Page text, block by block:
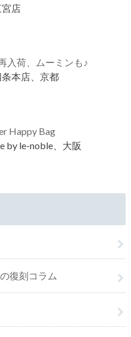
宮店
入荷、ムーミンも♪
本店、京都
Happy Bag
by le-noble、大阪
復刻コラム